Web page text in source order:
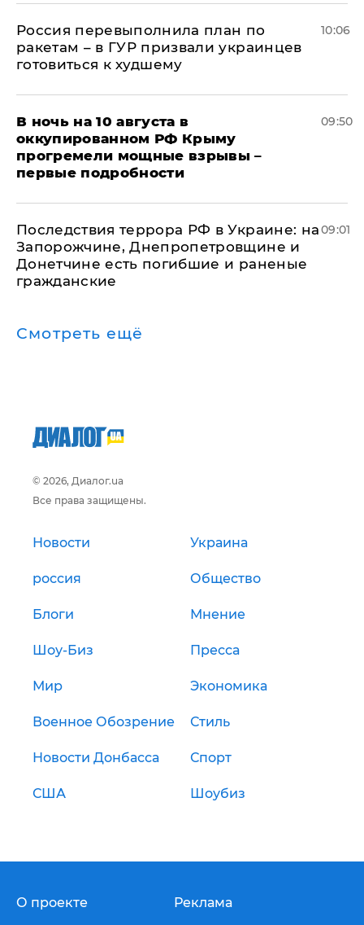
Россия перевыполнила план по
ракетам – в ГУР призвали украинцев
готовиться к худшему
10:06
В ночь на 10 августа в
оккупированном РФ Крыму
прогремели мощные взрывы –
первые подробности
09:50
Последствия террора РФ в Украине: на
Запорожчине, Днепропетровщине и
Донетчине есть погибшие и раненые
гражданские
09:01
Смотреть ещё
© 2026, Диалог.ua
Все права защищены.
Новости Украина
россия Общество
Блоги Мнение
Шоу-Биз Пресса
Мир Экономика
Военное Обозрение Стиль
Новости Донбасса Спорт
США Шоубиз
О проекте Реклама